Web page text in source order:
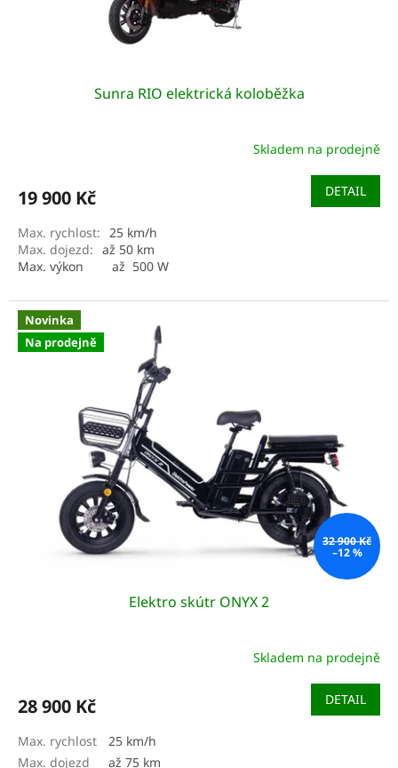
Sunra RIO elektrická koloběžka
Skladem na prodejně
19 900 Kč DETAIL
Max. rychlost: 25 km/h
Max. dojezd: až 50 km
Max. výkon až 500 W
Nosnost 120 kg
Novinka
Na prodejně
32 900 Kč
–12 %
Elektro skútr ONYX 2
Skladem na prodejně
28 900 Kč DETAIL
Max. rychlost
25 km/h
Max. dojezd
až 75 km